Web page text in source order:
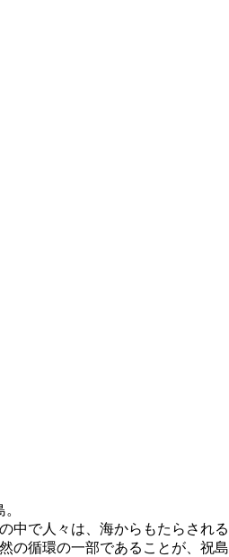
中で人々は、海からもたらされる
の循環の一部であることが、祝島